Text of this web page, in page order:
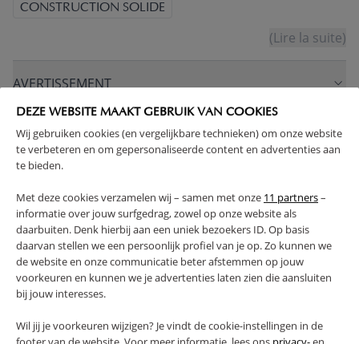
DEZE WEBSITE MAAKT GEBRUIK VAN COOKIES
Wij gebruiken cookies (en vergelijkbare technieken) om onze website
te verbeteren en om gepersonaliseerde content en advertenties aan
te bieden.
Met deze cookies verzamelen wij – samen met onze 11 partners–
informatie over jouw surfgedrag, zowel op onze website als
daarbuiten. Denk hierbij aan een uniek bezoekers ID. Op basis
daarvan stellen we een persoonlijk profiel van je op. Zo kunnen we
de website en onze communicatie beter afstemmen op jouw
voorkeuren en kunnen we je advertenties laten zien die aansluiten
bij jouw interesses.
Wil jij je voorkeuren wijzigen? Je vindt de cookie-instellingen in de
CONSTRUCTION SOLIDE
(Lire la suite)
AVERTISSEMENT
CARACTÉRISTIQUES
AVANTAGES DE CE PRODUIT
FAQ
RETOURS